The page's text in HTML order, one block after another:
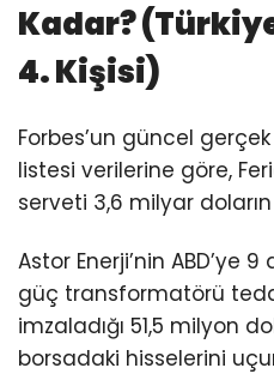
Kadar?
4. Kişisi)
Forbes’un güncel
listesi verilerine göre,
serveti 3,6 milyar
Astor Enerji’nin ABD’ye
güç transformatörü
imzaladığı 51,5 milyon
borsadaki hisselerini